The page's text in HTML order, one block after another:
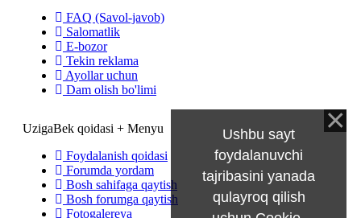
FAQ (Savol-javob)
Salomatlik
E-bozor
Tekin reklama
Ayollar uchun
Dam olish bo'limi
UzigaBek qoidasi + Menyu
Foydalanish qoidasi
Forumda yordam
Bosh sahifaga qaytish
Bosh forumga qaytish
Fotogalereya
Ushbu sayt
foydalanuvchi
tajribasini yanada
qulayroq qilish